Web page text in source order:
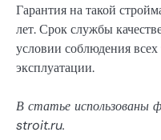
Гарантия на такой
лет. Срок службы
условии соблюдения
эксплуатации.
В статье использованы
stroit.ru.